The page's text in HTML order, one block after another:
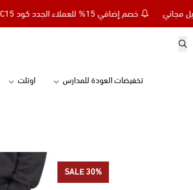
خصم إضافي 15% للعملاء الجدد كود NC15 - تسوق بقيمة 299 ريال وأحصل على توصيل مجاني
تخفيضات العودة للمدارس اوتلت
SALE 30%